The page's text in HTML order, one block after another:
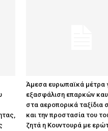
Άμεσα ευρωπαϊκά μέτρα
εξασφάλιση επαρκών
στα αεροπορικά ταξίδια
και την προστασία του
ζητά η Κουντουρά με